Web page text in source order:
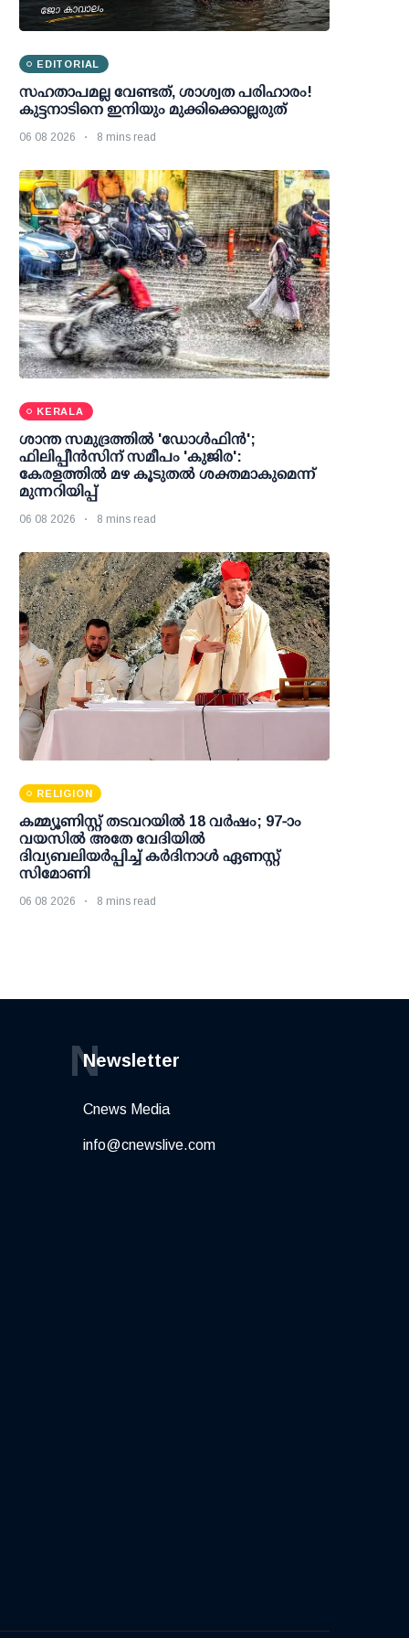
EDITORIAL
സഹതാപമല്ല വേണ്ടത്, ശാശ്വത പരിഹാരം!
കുട്ടനാടിനെ ഇനിയും മുക്കിക്കൊല്ലരുത്
06 08 2026 8 mins read
KERALA
ശാന്ത സമുദ്രത്തില്‍ 'ഡോള്‍ഫിന്‍';
ഫിലിപ്പീന്‍സിന് സമീപം 'കുജിര':
കേരളത്തില്‍ മഴ കൂടുതല്‍ ശക്തമാകുമെന്ന്
മുന്നറിയിപ്പ്
06 08 2026 8 mins read
RELIGION
കമ്മ്യൂണിസ്റ്റ് തടവറയില്‍ 18 വര്‍ഷം; 97-ാം
വയസില്‍ അതേ വേദിയില്‍
ദിവ്യബലിയര്‍പ്പിച്ച് കര്‍ദിനാള്‍ ഏണസ്റ്റ്
സിമോണി
06 08 2026 8 mins read
Newsletter
N
Cnews Media
info@cnewslive.com